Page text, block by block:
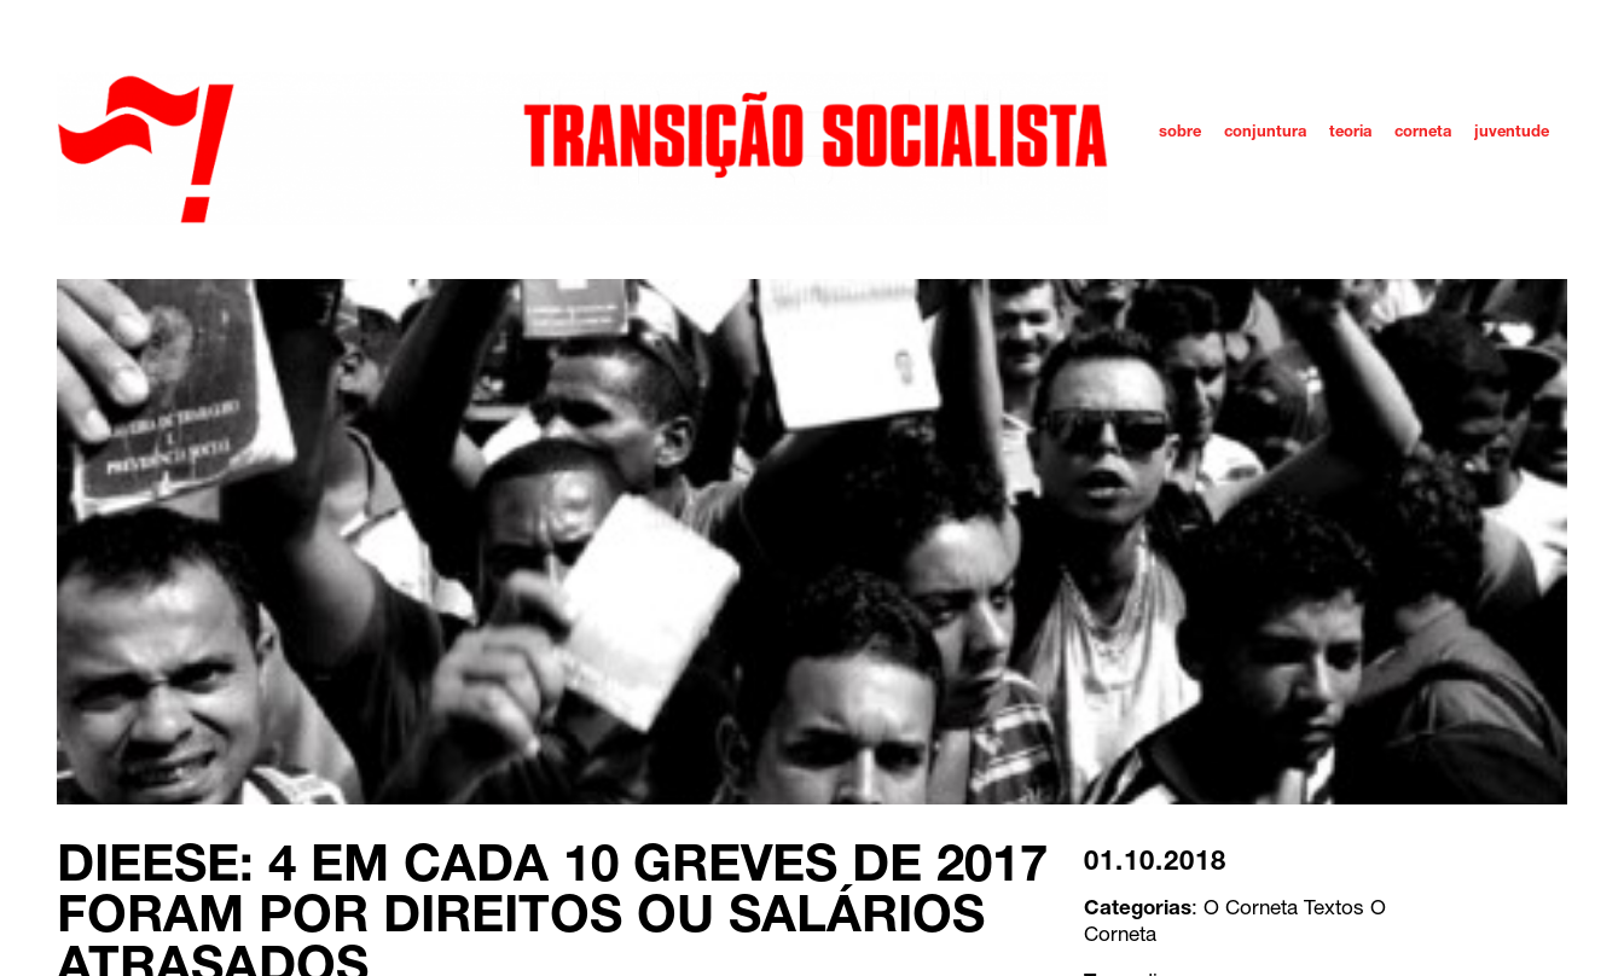
sobre conjuntura teoria corneta juventude
DIEESE: 4 EM CADA 10 GREVES DE 2017
FORAM POR DIREITOS OU SALÁRIOS
01.10.2018
Categorias: O Corneta Textos O
Corneta